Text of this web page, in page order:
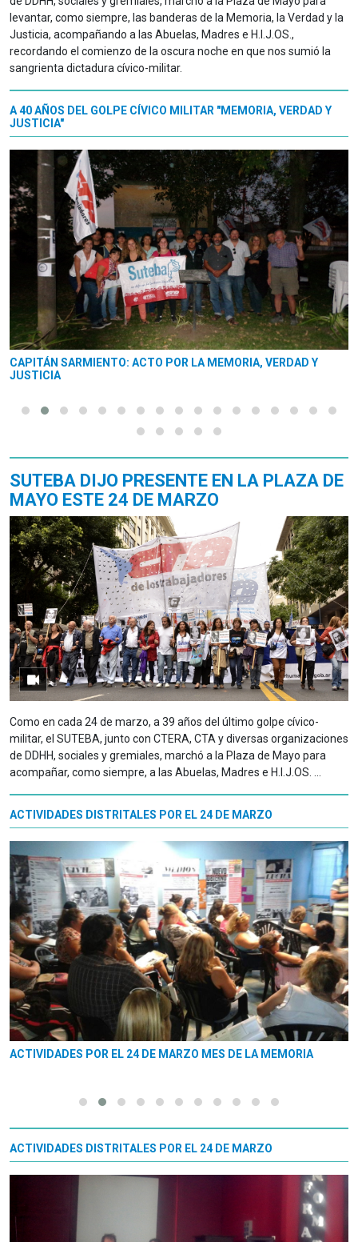
levantar, como siempre, las banderas de la Memoria, la Verdad y la
Justicia, acompañando a las Abuelas, Madres e H.I.J.OS.,
recordando el comienzo de la oscura noche en que nos sumió la
sangrienta dictadura cívico-militar.
A 40 AÑOS DEL GOLPE CÍVICO MILITAR "MEMORIA, VERDAD Y
JUSTICIA"
CAPITÁN SARMIENTO: ACTO POR LA MEMORIA, VERDAD Y
JUSTICIA
SUTEBA DIJO PRESENTE EN LA PLAZA DE
MAYO ESTE 24 DE MARZO
Como en cada 24 de marzo, a 39 años del último golpe cívico-
militar, el SUTEBA, junto con CTERA, CTA y diversas organizaciones
de DDHH, sociales y gremiales, marchó a la Plaza de Mayo para
acompañar, como siempre, a las Abuelas, Madres e H.I.J.OS. ...
ACTIVIDADES DISTRITALES POR EL 24 DE MARZO
ACTIVIDADES POR EL 24 DE MARZO MES DE LA MEMORIA
ACTIVIDADES DISTRITALES POR EL 24 DE MARZO